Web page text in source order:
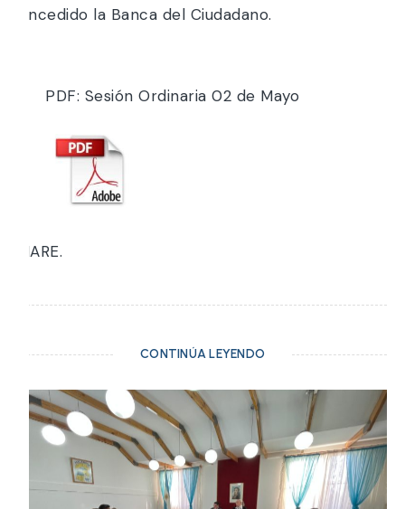
concedido la Banca del Ciudadano.
PDF: Sesión Ordinaria 02 de Mayo
SHARE.
CONTINÚA LEYENDO